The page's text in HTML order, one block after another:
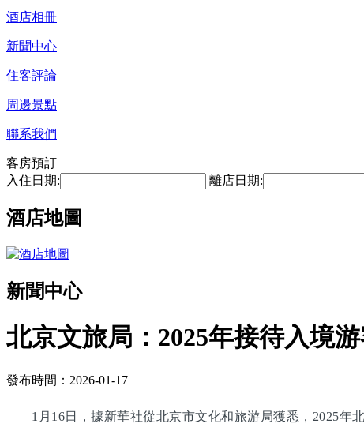
酒店相冊
新聞中心
住客評論
周邊景點
聯系我們
客房預訂
入住日期:
離店日期:
酒店地圖
新聞中心
北京文旅局：2025年接待入境
發布時間：2026-01-17
1月16日，據新華社從北京市文化和旅游局獲悉，2025年